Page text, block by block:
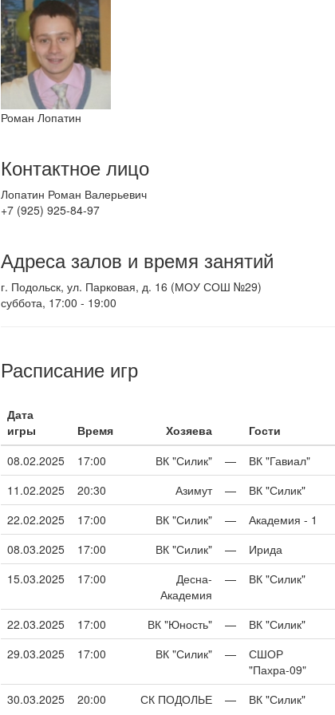
Роман Лопатин
Контактное лицо
Лопатин Роман Валерьевич
+7 (925) 925-84-97
Адреса залов и время занятий
г. Подольск, ул. Парковая, д. 16 (МОУ СОШ №29)
суббота, 17:00 - 19:00
Расписание игр
Дата
игры
Время Хозяева Гости
08.02.2025
17:00 ВК "Силик" — ВК "Гавиал"
11.02.2025
20:30 Азимут — ВК "Силик"
22.02.2025
17:00 ВК "Силик" — Академия - 1
08.03.2025
17:00 ВК "Силик" — Ирида
15.03.2025
17:00
Десна-
Академия
— ВК "Силик"
22.03.2025 17:00 ВК "Юность" — ВК "Силик"
29.03.2025
17:00 ВК "Силик" —
СШОР
"Пахра-09"
30.03.2025 20:00 СК ПОДОЛЬЕ — ВК "Силик"